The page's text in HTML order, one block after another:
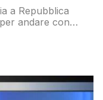
a Repubblica
andare con